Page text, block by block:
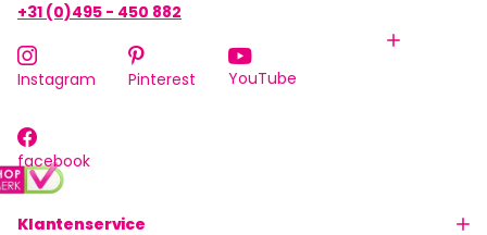
Klantenservice
+31 (0)495 - 450 882
Instagram Pinterest YouTube
facebook